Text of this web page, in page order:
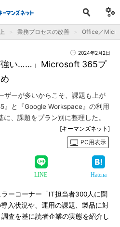
業務プロセスの改善 Office／
2024年2月2日
強い……」Microsoft 365プ
ザーが多いからこそ、課題も上が
』と『Google Workspace』の利用
、課題をプラン別に整理した。
[キーマンズネット]
PC用表示
LINE Hatena
ーコーナー「IT担当者300人に聞
入状況や、運用の課題、製品に対
査を基に読者企業の実態を紹介し